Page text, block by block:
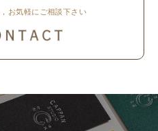
お気軽にご相談下さい